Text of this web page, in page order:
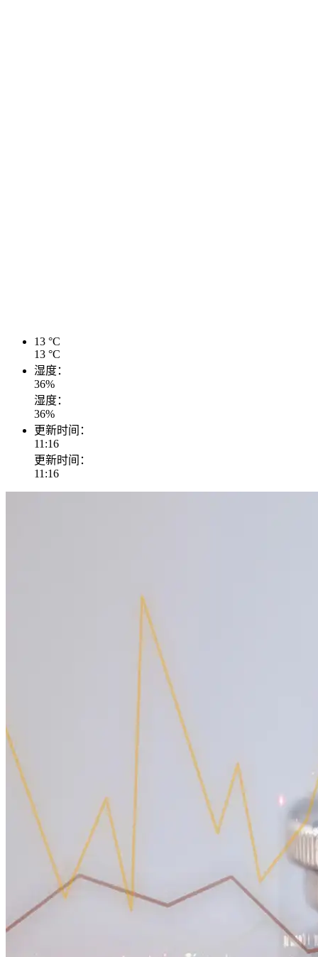
13 °C
13 °C
湿度：
36%
湿度：
36%
更新时间：
11:16
更新时间：
11:16